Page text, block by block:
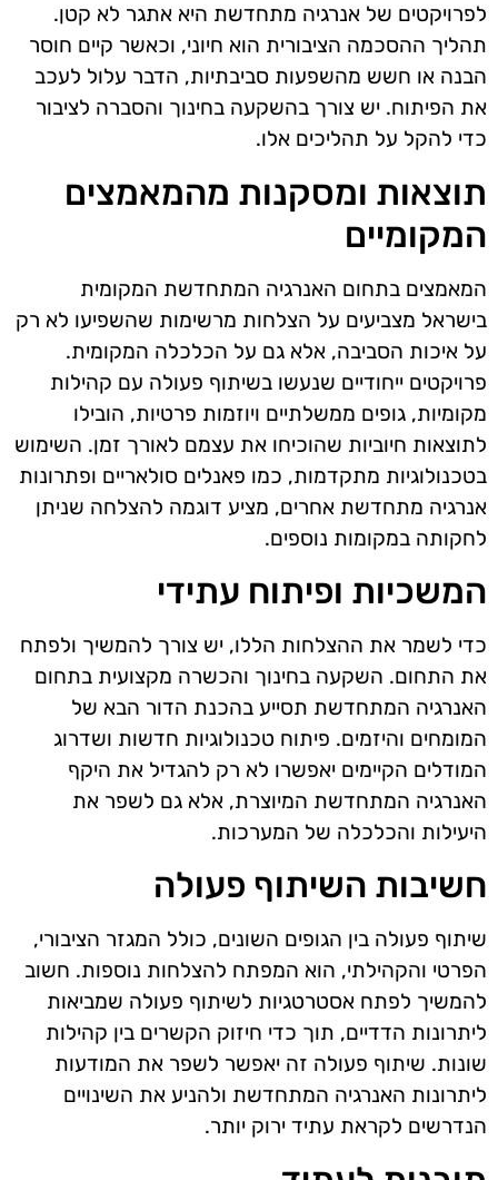
לפרויקטים של אנרגיה מתחדשת היא אתגר לא קטן.
תהליך ההסכמה הציבורית הוא חיוני, וכאשר קיים חוסר
הבנה או חשש מהשפעות סביבתיות, הדבר עלול לעכב
את הפיתוח. יש צורך בהשקעה בחינוך והסברה לציבור
כדי להקל על תהליכים אלו.
תוצאות ומסקנות מהמאמצים
המקומיים
המאמצים בתחום האנרגיה המתחדשת המקומית
בישראל מצביעים על הצלחות מרשימות שהשפיעו לא רק
על איכות הסביבה, אלא גם על הכלכלה המקומית.
פרויקטים ייחודיים שנעשו בשיתוף פעולה עם קהילות
מקומיות, גופים ממשלתיים ויוזמות פרטיות, הובילו
לתוצאות חיוביות שהוכיחו את עצמם לאורך זמן. השימוש
בטכנולוגיות מתקדמות, כמו פאנלים סולאריים ופתרונות
אנרגיה מתחדשת אחרים, מציע דוגמה להצלחה שניתן
לחקותה במקומות נוספים.
המשכיות ופיתוח עתידי
כדי לשמר את ההצלחות הללו, יש צורך להמשיך ולפתח
את התחום. השקעה בחינוך והכשרה מקצועית בתחום
האנרגיה המתחדשת תסייע בהכנת הדור הבא של
המומחים והיזמים. פיתוח טכנולוגיות חדשות ושדרוג
המודלים הקיימים יאפשרו לא רק להגדיל את היקף
האנרגיה המתחדשת המיוצרת, אלא גם לשפר את
היעילות והכלכלה של המערכות.
חשיבות השיתוף פעולה
שיתוף פעולה בין הגופים השונים, כולל המגזר הציבורי,
הפרטי והקהילתי, הוא המפתח להצלחות נוספות. חשוב
להמשיך לפתח אסטרטגיות לשיתוף פעולה שמביאות
ליתרונות הדדיים, תוך כדי חיזוק הקשרים בין קהילות
שונות. שיתוף פעולה זה יאפשר לשפר את המודעות
ליתרונות האנרגיה המתחדשת ולהניע את השינויים
הנדרשים לקראת עתיד ירוק יותר.